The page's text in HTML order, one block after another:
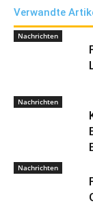
Verwandte
Nachrichten
Nachrichten
Nachrichten